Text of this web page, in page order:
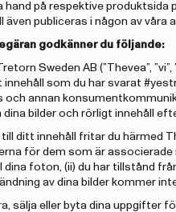
hand på respektive
publiceras i någon av
godkänner du följande:
Sweden AB (”Thevea”,
som du har svarat
annan
bilder och rörligt innehåll
ditt innehåll fritar du härmed
för dem som är
foton, (ii) du har tillstånd
av dina bilder kommer
sälja eller byta dina